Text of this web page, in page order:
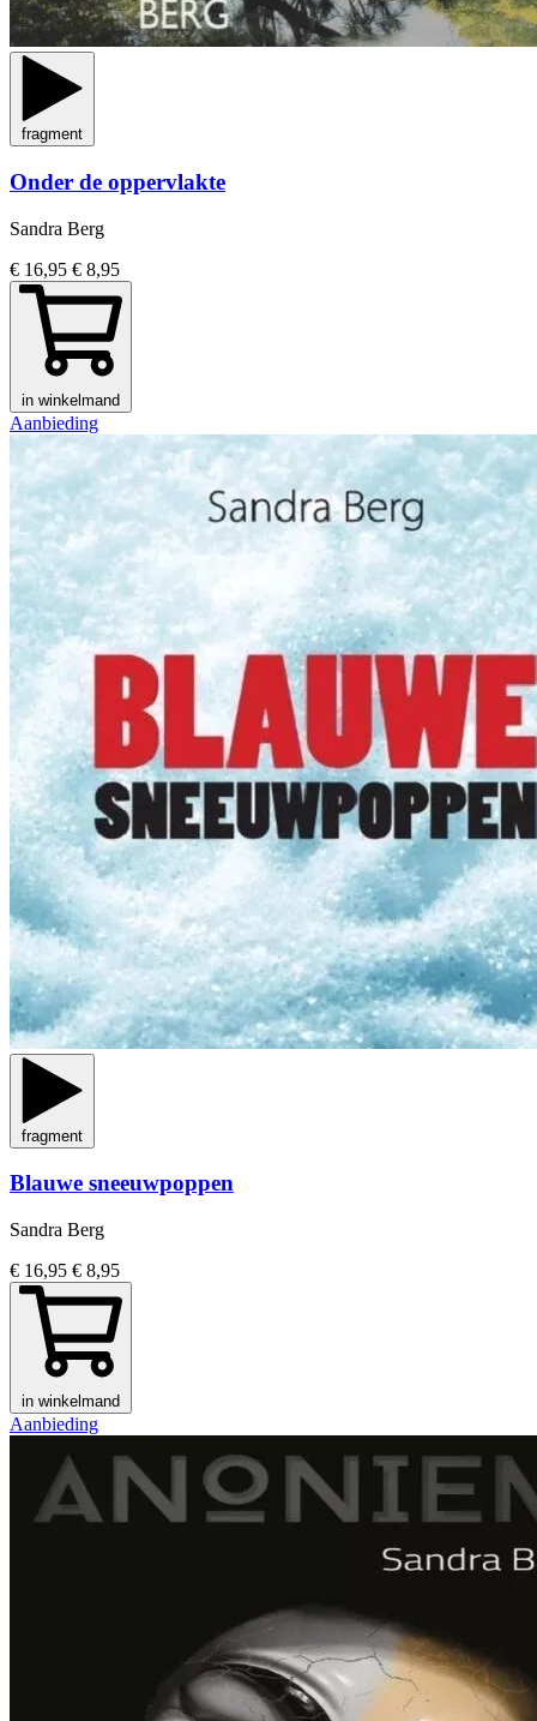
fragment
Onder de oppervlakte
Sandra Berg
€ 16,95 € 8,95
in winkelmand
Aanbieding
fragment
Blauwe sneeuwpoppen
Sandra Berg
€ 16,95 € 8,95
in winkelmand
Aanbieding